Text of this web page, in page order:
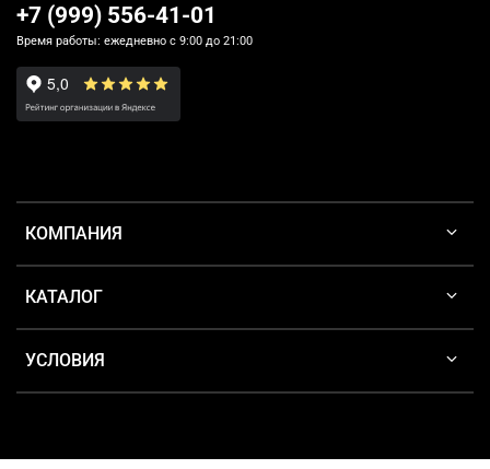
КОМПАНИЯ
КАТАЛОГ
УСЛОВИЯ
+7 (999) 556-41-01
Время работы: ежедневно с 9:00 до 21:00